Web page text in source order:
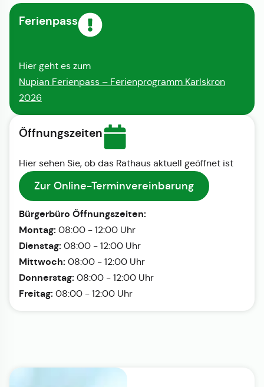
Ferienpass
Hier geht es zum
Nupian Ferienpass – Ferienprogramm Karlskron
2026
Öffnungszeiten
Hier sehen Sie, ob das Rathaus aktuell geöffnet ist
Zur Online-Terminvereinbarung
Bürgerbüro Öffnungszeiten:
Montag: 08:00 - 12:00 Uhr
Dienstag: 08:00 - 12:00 Uhr
Mittwoch: 08:00 - 12:00 Uhr
Donnerstag: 08:00 - 12:00 Uhr
Freitag: 08:00 - 12:00 Uhr